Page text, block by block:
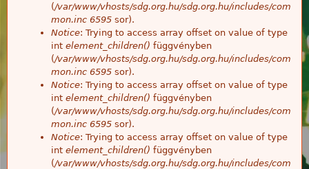
(/var/www/vhosts/sdg.org.hu/sdg.org.hu/includes/com
mon.inc 6595 sor).
Notice: Trying to access array offset on value of type
int element_children() függvényben
(/var/www/vhosts/sdg.org.hu/sdg.org.hu/includes/com
mon.inc 6595 sor).
Notice: Trying to access array offset on value of type
int element_children() függvényben
(/var/www/vhosts/sdg.org.hu/sdg.org.hu/includes/com
mon.inc 6595 sor).
Notice: Trying to access array offset on value of type
int element_children() függvényben
(/var/www/vhosts/sdg.org.hu/sdg.org.hu/includes/com